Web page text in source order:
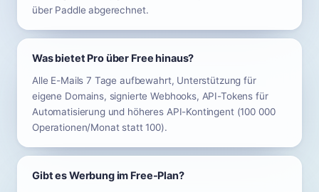
über Paddle abgerechnet.
Was bietet Pro über Free hinaus?
Alle E-Mails 7 Tage aufbewahrt, Unterstützung für
eigene Domains, signierte Webhooks, API-Tokens für
Automatisierung und höheres API-Kontingent (100 000
Operationen/Monat statt 100).
Gibt es Werbung im Free-Plan?